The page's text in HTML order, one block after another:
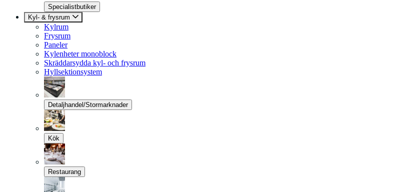
Specialistbutiker
Kyl- & frysrum
Kylrum
Frysrum
Paneler
Kylenheter monoblock
Skräddarsydda kyl- och frysrum
Hyllsektionsystem
Detaljhandel/Stormarknader
Kök
Restaurang